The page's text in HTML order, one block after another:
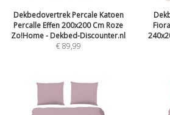
Dekbedovertrek Percale Katoen
Percalle Effen 200x200 Cm Roze
Zo!Home - Dekbed-Discounter.nl
€89,99